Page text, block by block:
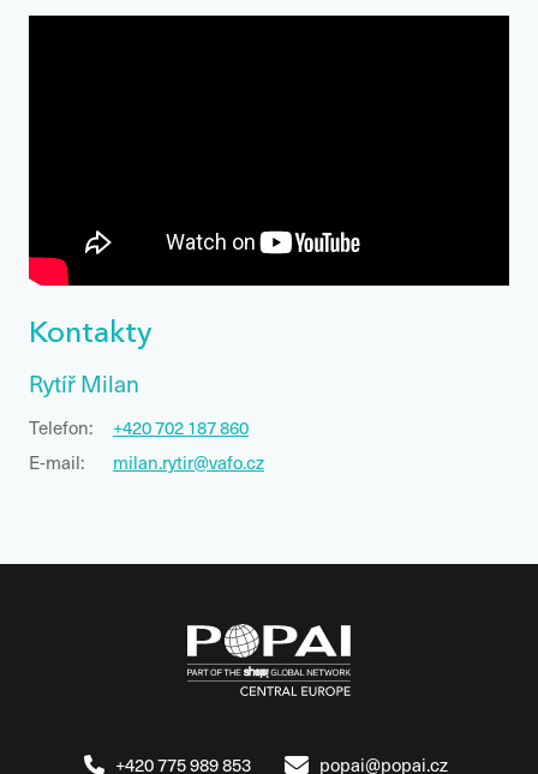
Kontakty
Rytíř Milan
Telefon:
+420 702 187 860
E-mail:
milan.rytir@vafo.cz
+420 775 989 853 popai@popai.cz